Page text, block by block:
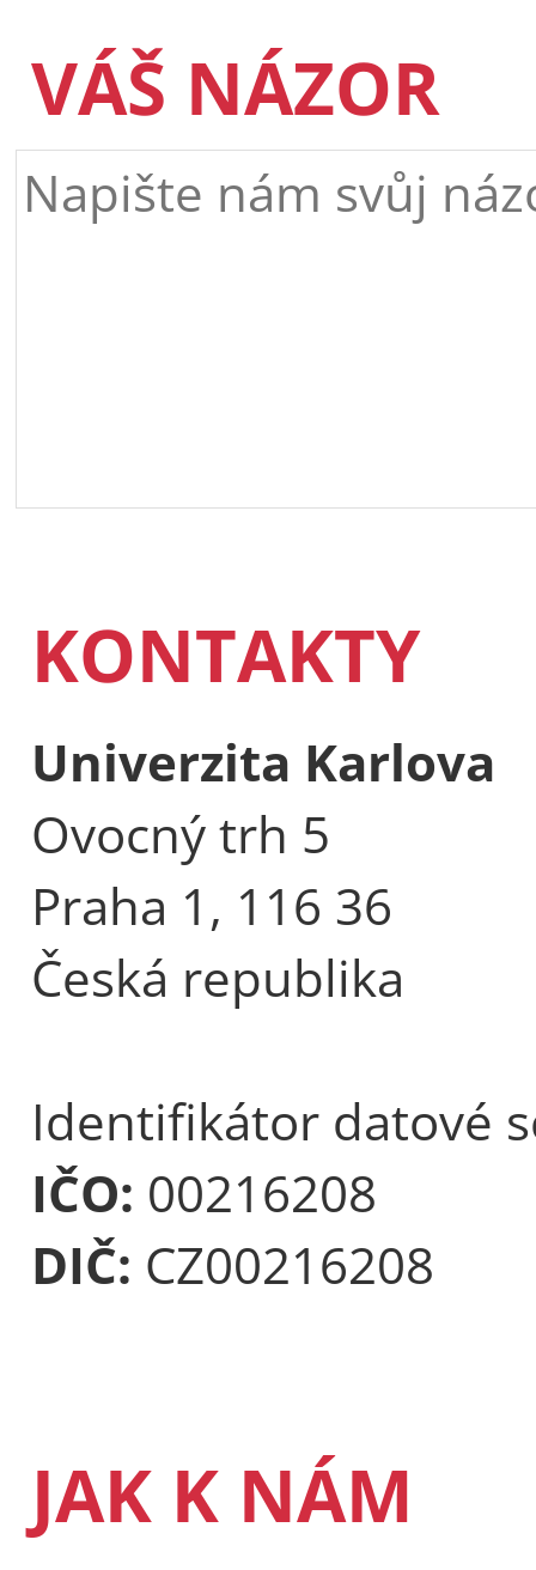
VÁŠ NÁZOR
KONTAKTY
Univerzita Karlova
Ovocný trh 5
Praha 1, 116 36
Česká republika
Identifikátor datové
IČO: 00216208
DIČ: CZ00216208
JAK K NÁM